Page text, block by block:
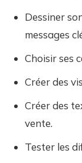
Dessiner
messages
Choisir ses
Créer des
Créer des
vente.
Tester les